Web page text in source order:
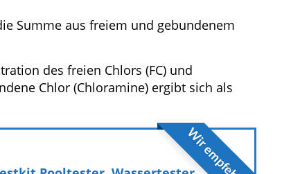
Summe aus freiem und gebundenem
des freien Chlors (FC) und
Chlor (Chloramine) ergibt sich als
Wir empfehlen